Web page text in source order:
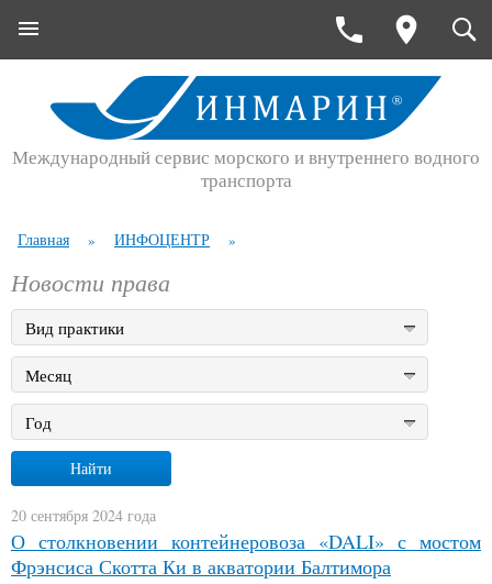
Международный сервис морского и внутреннего водного
транспорта
Главная » ИНФОЦЕНТР »
Новости права
Вид практики
Месяц
Год
Найти
20 сентября 2024 года
О столкновении контейнеровоза «DALI» с мостом
Фрэнсиса Скотта Ки в акватории Балтимора